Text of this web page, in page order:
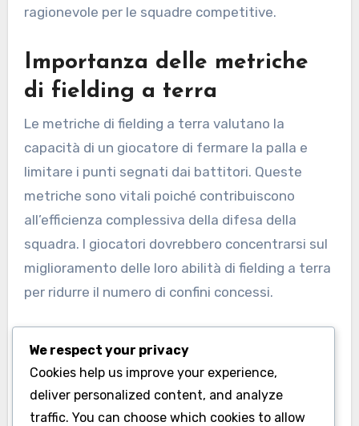
ragionevole per le squadre competitive.
Importanza delle metriche
di fielding a terra
Le metriche di fielding a terra valutano la
capacità di un giocatore di fermare la palla e
limitare i punti segnati dai battitori. Queste
metriche sono vitali poiché contribuiscono
all’efficienza complessiva della difesa della
squadra. I giocatori dovrebbero concentrarsi sul
miglioramento delle loro abilità di fielding a terra
per ridurre il numero di confini concessi.
possono implementare esercizi che si
concentrano su agilità, velocità e tecniche di
gestione della palla. Tenere traccia delle
We respect your privacy
Cookies help us improve your experience,
deliver personalized content, and analyze
traffic. You can choose which cookies to allow